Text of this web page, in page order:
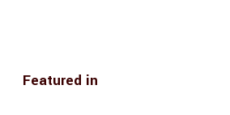
Featured in